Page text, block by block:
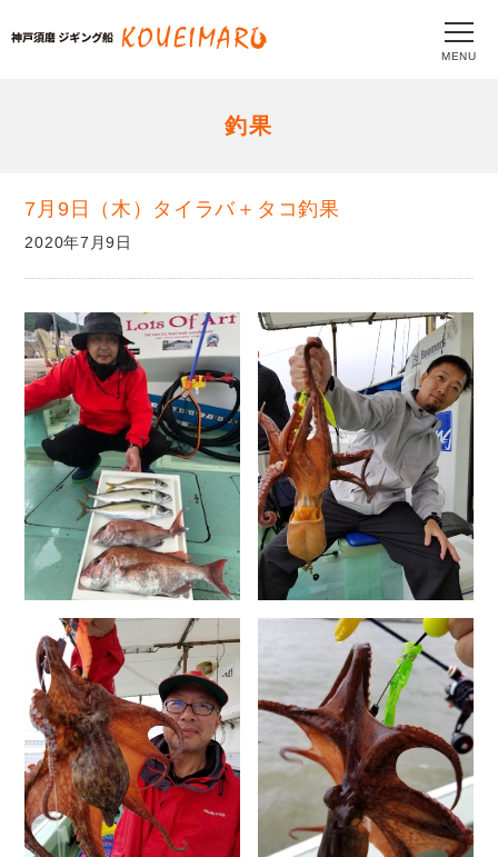
MENU
釣果
7月9日（木）タイラバ＋タコ釣果
2020年7月9日